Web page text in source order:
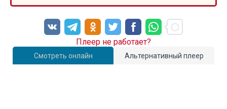
Смотреть онлайн Альтернативный плеер
Плеер не работает?